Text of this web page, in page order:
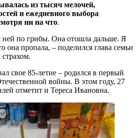
из тысяч мелочей,
и ежедневного выбора
ни на что.
по грибы. Она отошла дальше. Я
она пропала, – поделился глава семьи
свое 85-летие – родился в первый
войны. В этом году, 27
отметит и Тереса Ивановна.